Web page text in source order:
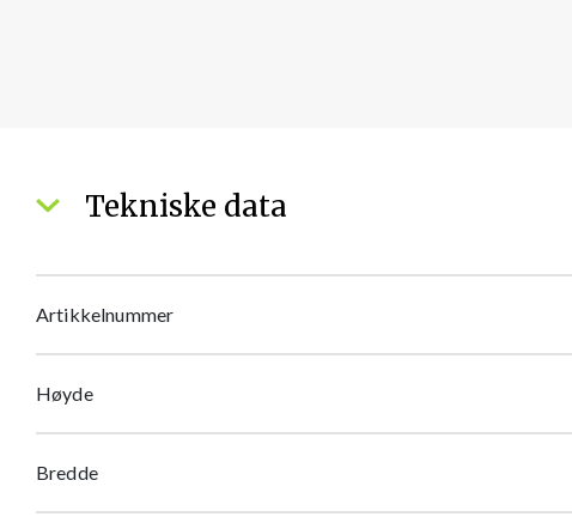
Tekniske data
Artikkelnummer
Høyde
Bredde